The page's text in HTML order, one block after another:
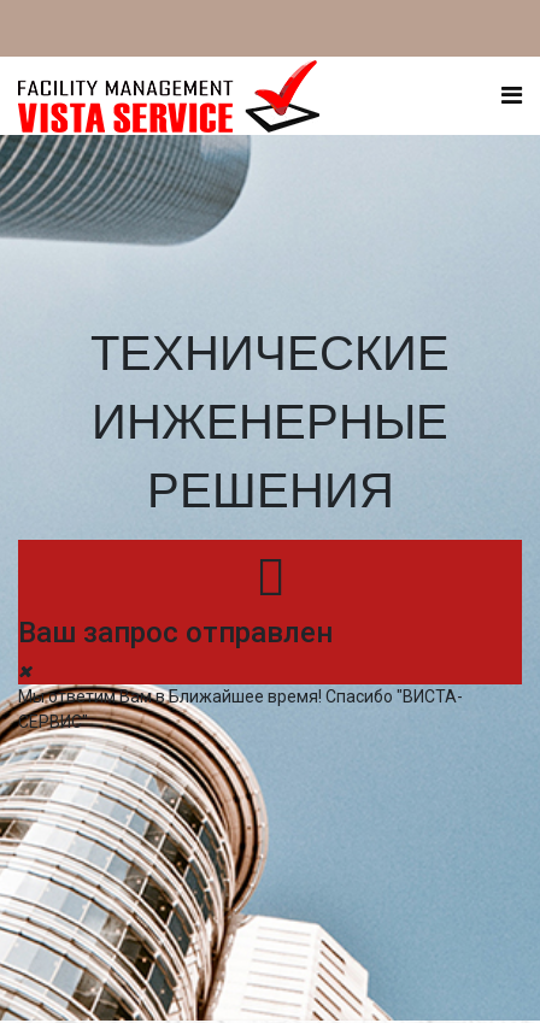
ТЕХНИЧЕСКИЕ
ИНЖЕНЕРНЫЕ
РЕШЕНИЯ
Ваш запрос отправлен
Мы ответим Вам в Ближайшее время! Спасибо "ВИСТА-
СЕРВИС"